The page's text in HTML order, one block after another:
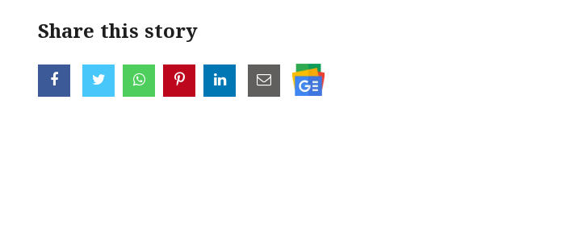
Share this story